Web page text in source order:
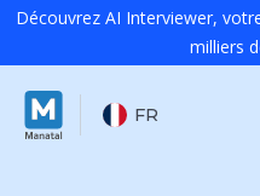
Découvrez AI Interviewer,
milliers
FR